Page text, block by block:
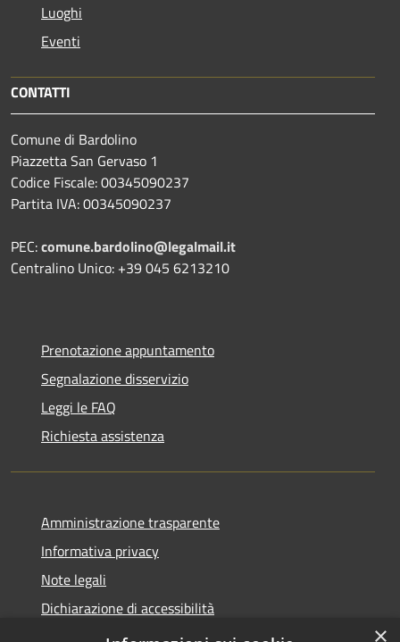
Luoghi
Eventi
CONTATTI
Comune di Bardolino
Piazzetta San Gervaso 1
Codice Fiscale: 00345090237
Partita IVA: 00345090237
PEC:comune.bardolino@legalmail.it
Centralino Unico: +39 045 6213210
Prenotazione appuntamento
Segnalazione disservizio
Leggi le FAQ
Richiesta assistenza
Amministrazione trasparente
Informativa privacy
Note legali
Dichiarazione di accessibilità
Link app municipium
×